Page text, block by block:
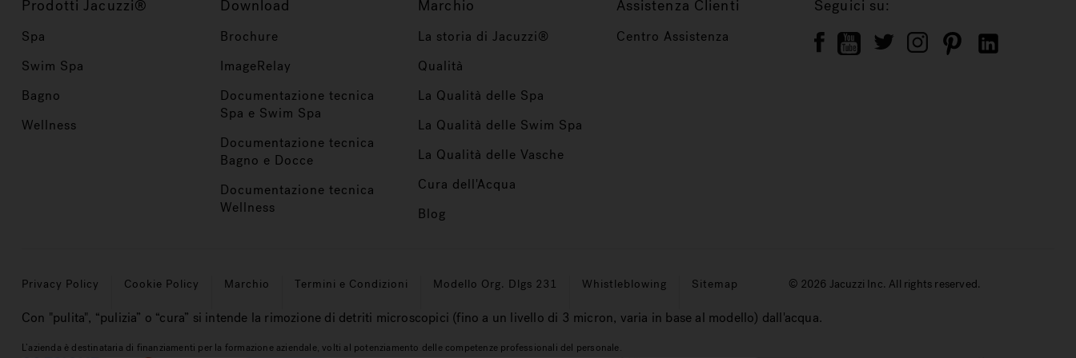
Prodotti Jacuzzi®
Spa
Swim Spa
Bagno
Wellness
Download
Brochure
ImageRelay
Documentazione tecnica
Spa e Swim Spa
Documentazione tecnica
Bagno e Docce
Documentazione tecnica
Wellness
Marchio
La storia di Jacuzzi®
Qualità
La Qualità delle Spa
La Qualità delle Swim Spa
La Qualità delle Vasche
Cura dell'Acqua
Blog
Assistenza Clienti
Centro Assistenza
Seguici su:
Privacy Policy Cookie Policy Marchio Termini e Condizioni Modello Org. Dlgs 231 Whistleblowing Sitemap © 2026 Jacuzzi Inc. All rights reserved.
Con "pulita", “pulizia” o “cura” si intende la rimozione di detriti microscopici (fino a un livello di 3 micron, varia in base al modello) dall'acqua.
L’azienda è destinataria di finanziamenti per la formazione aziendale, volti al potenziamento delle competenze professionali del personale.